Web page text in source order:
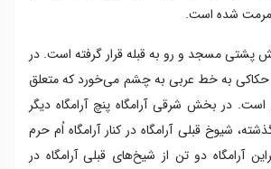
پشتی مسجد و رو به قبله قرار گرفته است. در
حکاکی به خط عربی به چشم می‌خورد که متعلق
میلادی است. در بخش شرقی آرامگاه پنچ آرامگاه دیگر
شیوخ قبلی آرامگاه در کنار آرامگاه اُم حرم
آرامگاه دو تن از شیخ‌های قبلی آرامگاه در